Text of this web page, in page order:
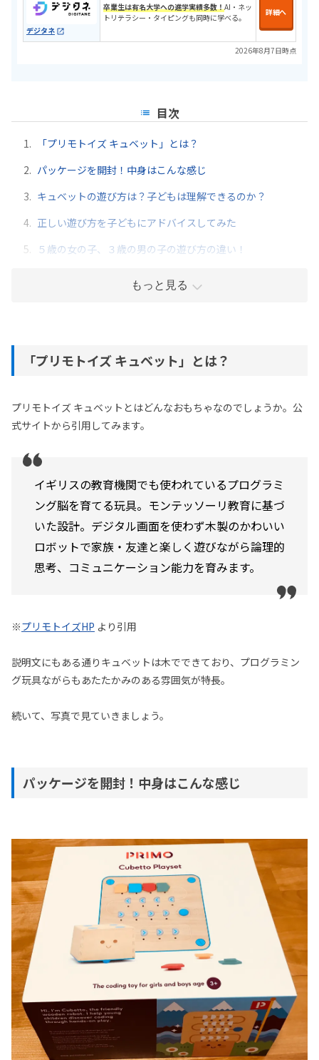
デジタネ
卒業生は有名大学への進学実績多数！ AI・ネッ
トリテラシー・タイピングも同時に学べる。
詳細へ
2026年8月7日時点
目次
1.
「プリモトイズ キュベット」とは？
2. パッケージを開封！中身はこんな感じ
3. キュベットの遊び方は？子どもは理解できるのか？
4. 正しい遊び方を子どもにアドバイスしてみた
5.
５歳の女の子、３歳の男の子の遊び方の違い！
もっと見る
「プリモトイズ キュベット」とは？
プリモトイズ キュベットとはどんなおもちゃなのでしょうか。公
式サイトから引用してみます。
イギリスの教育機関でも使われているプログラミ
ング脳を育てる玩具。モンテッソーリ教育に基づ
いた設計。デジタル画面を使わず木製のかわいい
ロボットで家族・友達と楽しく遊びながら論理的
思考、コミュニケーション能力を育みます。
※プリモトイズHP より引用
説明文にもある通りキュベットは木でできており、プログラミン
グ玩具ながらもあたたかみのある雰囲気が特長。
続いて、写真で見ていきましょう。
パッケージを開封！中身はこんな感じ